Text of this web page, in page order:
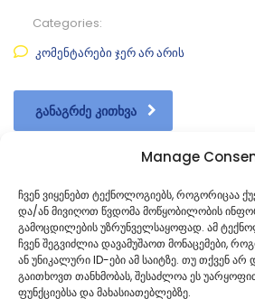
Manage
ჩვენ ვიყენებთ ტექნოლოგიებს, როგორიცაა
და/ან მივიღოთ წვდომა მოწყობილობის
გამოცდილების უზრუნველსაყოფად. ამ
ჩვენ შეგვიძლია დავამუშაოთ მონაცემები,
ან უნიკალური ID-ები ამ საიტზე. თუ თქვენ არ
გაითხოვთ თანხმობას, შესაძლოა ეს
ფუნქციებსა და მახასიათებლებზე.
Categories:
კომენტარები ჯერ არ არის
ᲒᲐᲜᲐᲒᲠᲫᲔ ᲙᲘᲗᲮᲕᲐ
1 2 3 … 76